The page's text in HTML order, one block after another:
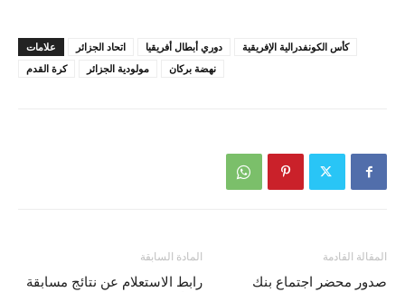
علامات اتحاد الجزائر دوري أبطال أفريقيا
كأس الكونفدرالية الإفريقية
كرة القدم
مولودية الجزائر نهضة بركان
المادة السابقة
رابط الاستعلام عن نتائج مسابقة
المقالة القادمة
صدور محضر اجتماع بنك